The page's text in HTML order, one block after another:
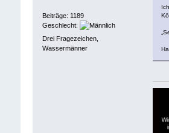
Beiträge: 1189
Geschlecht:
Drei Fragezeichen,
Wassermänner